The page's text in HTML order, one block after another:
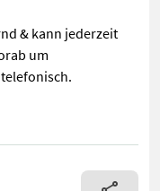
& kann jederzeit
um
-